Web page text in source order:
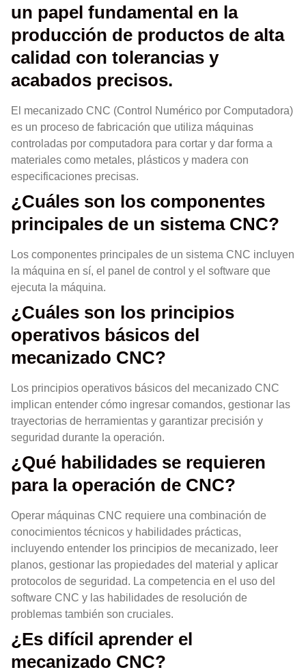
un papel fundamental en la
producción de productos de alta
calidad con tolerancias y
acabados precisos.
El mecanizado CNC (Control Numérico por Computadora)
es un proceso de fabricación que utiliza máquinas
controladas por computadora para cortar y dar forma a
materiales como metales, plásticos y madera con
especificaciones precisas.
¿Cuáles son los componentes
principales de un sistema CNC?
Los componentes principales de un sistema CNC incluyen
la máquina en sí, el panel de control y el software que
ejecuta la máquina.
¿Cuáles son los principios
operativos básicos del
mecanizado CNC?
Los principios operativos básicos del mecanizado CNC
implican entender cómo ingresar comandos, gestionar las
trayectorias de herramientas y garantizar precisión y
seguridad durante la operación.
¿Qué habilidades se requieren
para la operación de CNC?
Operar máquinas CNC requiere una combinación de
conocimientos técnicos y habilidades prácticas,
incluyendo entender los principios de mecanizado, leer
planos, gestionar las propiedades del material y aplicar
protocolos de seguridad. La competencia en el uso del
software CNC y las habilidades de resolución de
problemas también son cruciales.
¿Es difícil aprender el
mecanizado CNC?